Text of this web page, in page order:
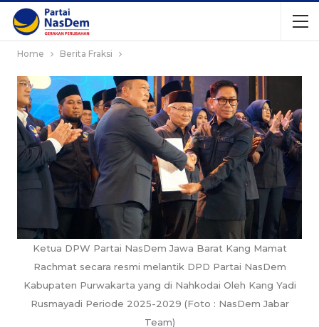
Home Berita Fraksi
Ketua DPW Partai NasDem Jawa Barat Kang Mamat
Rachmat secara resmi melantik DPD Partai NasDem
Kabupaten Purwakarta yang di Nahkodai Oleh Kang Yadi
Rusmayadi Periode 2025-2029 (Foto : NasDem Jabar
Team)